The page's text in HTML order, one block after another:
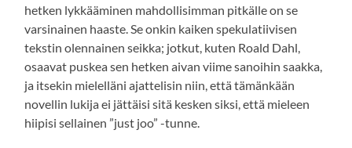
hetken lykkääminen mahdollisimman pitkälle on se
varsinainen haaste. Se onkin kaiken spekulatiivisen
tekstin olennainen seikka; jotkut, kuten Roald Dahl,
osaavat puskea sen hetken aivan viime sanoihin saakka,
ja itsekin mielelläni ajattelisin niin, että tämänkään
novellin lukija ei jättäisi sitä kesken siksi, että mieleen
hiipisi sellainen ”just joo” -tunne.